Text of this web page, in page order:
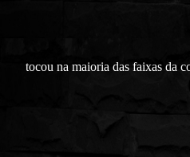
tocou na maioria das faixas da